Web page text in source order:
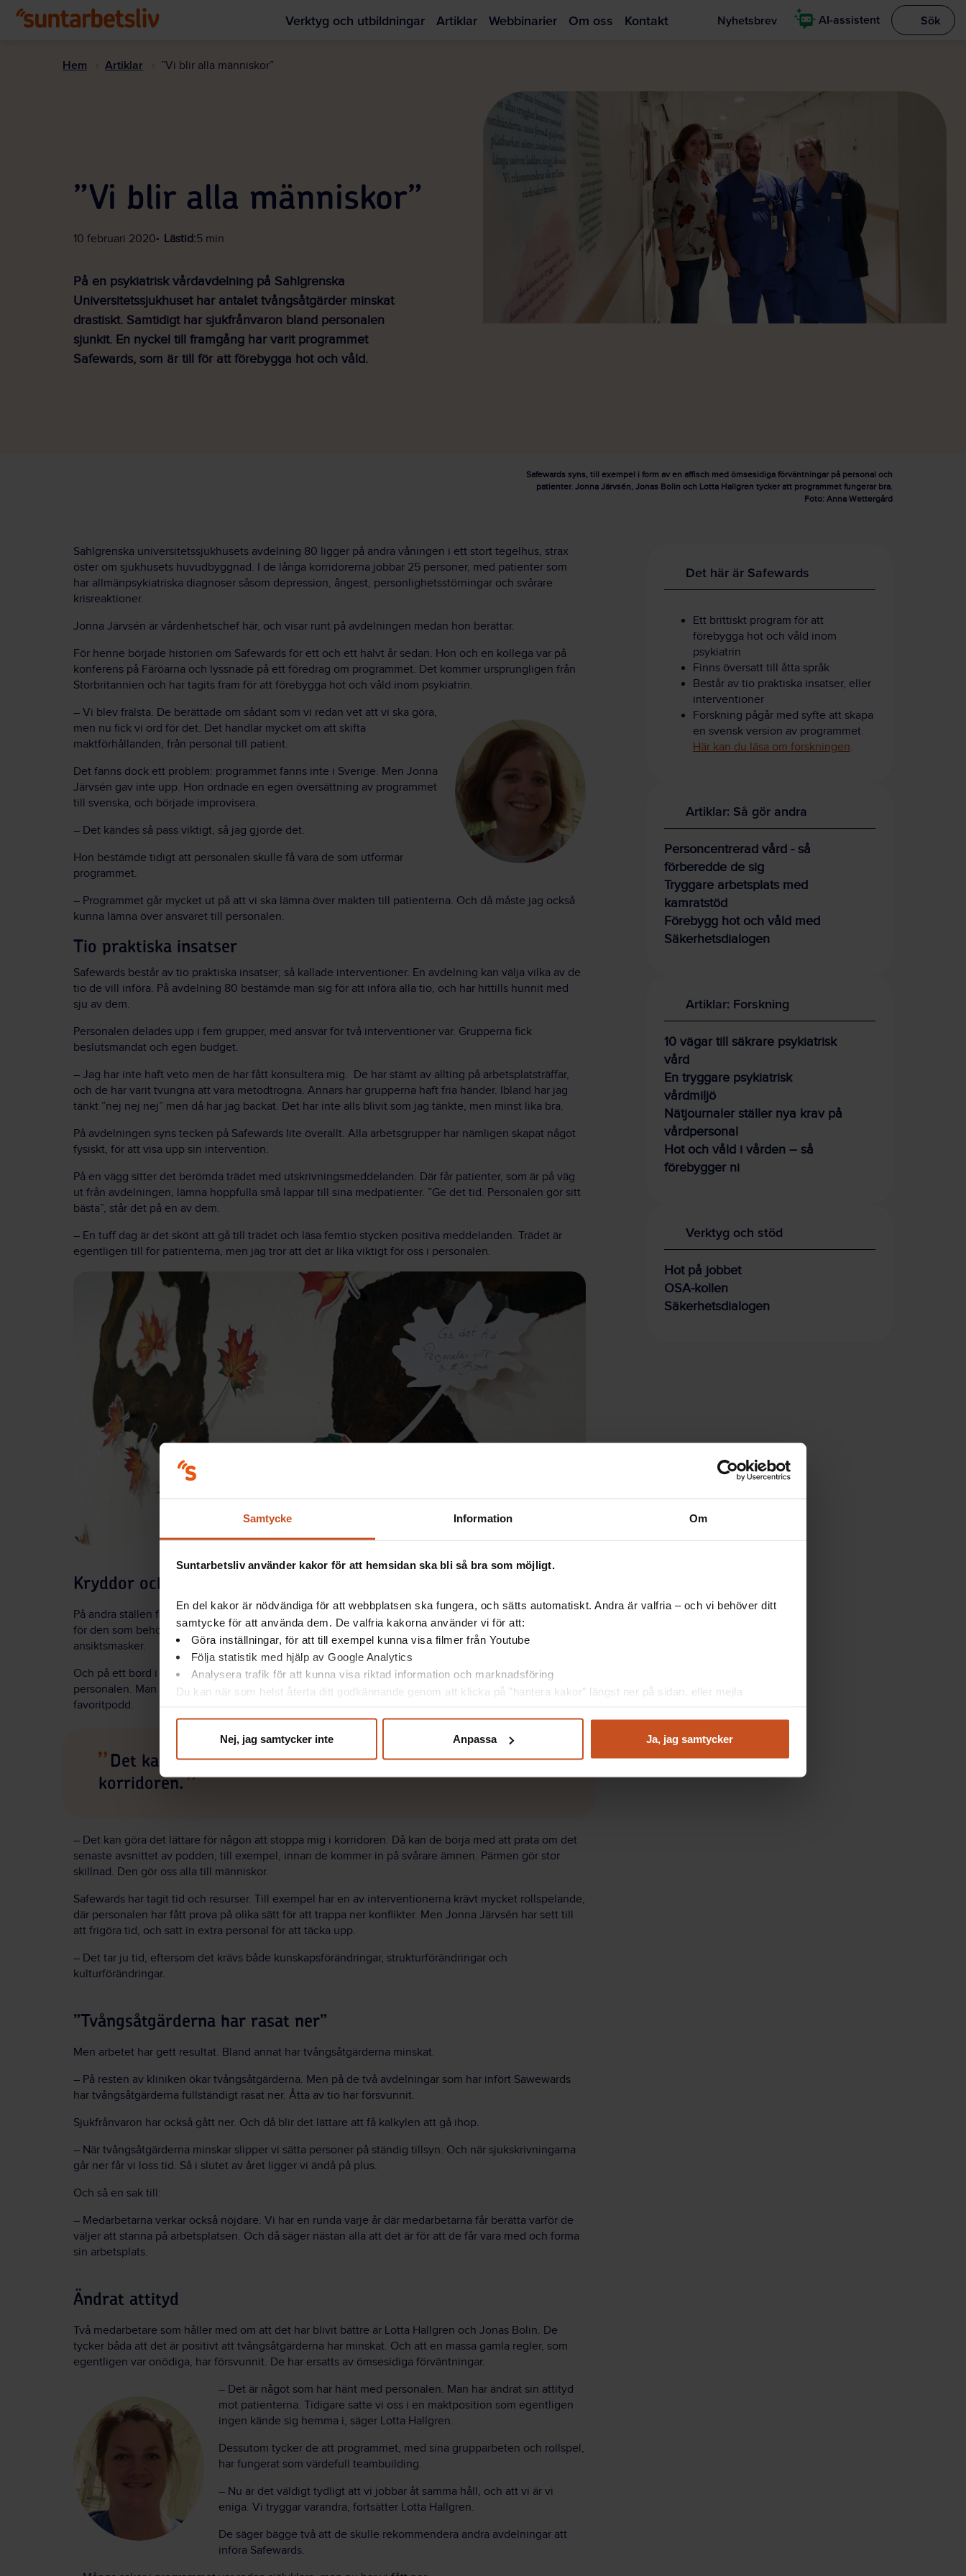
Samtycke Information Om
Suntarbetsliv använder kakor för att hemsidan ska bli så bra som möjligt.
En del kakor är nödvändiga för att webbplatsen ska fungera, och sätts automatiskt. Andra är valfria – och vi behöver ditt
samtycke för att använda dem. De valfria kakorna använder vi för att:
Göra inställningar, för att till exempel kunna visa filmer från Youtube
Följa statistik med hjälp av Google Analytics
Analysera trafik för att kunna visa riktad information och marknadsföring
Du kan när som helst återta ditt godkännande genom att klicka på ”hantera kakor” längst ner på sidan, eller mejla
Nej, jag samtycker inte Anpassa Ja, jag samtycker
Verktyg och utbildningar Artiklar Webbinarier Om oss Kontakt Nyhetsbrev AI-assistent Visa
Sök
Hem Artiklar ”Vi blir alla människor”
”Vi blir alla människor”
10 februari 2020 Lästid:5 min
På en psykiatrisk vårdavdelning på Sahlgrenska
Universitetssjukhuset har antalet tvångsåtgärder minskat
drastiskt. Samtidigt har sjukfrånvaron bland personalen
sjunkit. En nyckel till framgång har varit programmet
Safewards, som är till för att förebygga hot och våld.
Safewards syns, till exempel i form av en affisch med ömsesidiga förväntningar på personal och
patienter. Jonna Järvsén, Jonas Bolin och Lotta Hallgren tycker att programmet fungerar bra.
Foto: Anna Wettergård
Sahlgrenska universitetssjukhusets avdelning 80 ligger på andra våningen i ett stort tegelhus, strax
öster om sjukhusets huvudbyggnad. I de långa korridorerna jobbar 25 personer, med patienter som
har allmänpsykiatriska diagnoser såsom depression, ångest, personlighetsstörningar och svårare
krisreaktioner.
Jonna Järvsén är vårdenhetschef här, och visar runt på avdelningen medan hon berättar.
För henne började historien om Safewards för ett och ett halvt år sedan. Hon och en kollega var på
konferens på Färöarna och lyssnade på ett föredrag om programmet. Det kommer ursprungligen från
Storbritannien och har tagits fram för att förebygga hot och våld inom psykiatrin.
– Vi blev frälsta. De berättade om sådant som vi redan vet att vi ska göra,
men nu fick vi ord för det. Det handlar mycket om att skifta
maktförhållanden, från personal till patient.
Det fanns dock ett problem: programmet fanns inte i Sverige. Men Jonna
Järvsén gav inte upp. Hon ordnade en egen översättning av programmet
till svenska, och började improvisera.
– Det kändes så pass viktigt, så jag gjorde det.
Hon bestämde tidigt att personalen skulle få vara de som utformar
programmet.
– Programmet går mycket ut på att vi ska lämna över makten till patienterna. Och då måste jag också
kunna lämna över ansvaret till personalen.
Tio praktiska insatser
Safewards består av tio praktiska insatser; så kallade interventioner. En avdelning kan välja vilka av de
tio de vill införa. På avdelning 80 bestämde man sig för att införa alla tio, och har hittills hunnit med
sju av dem.
Personalen delades upp i fem grupper, med ansvar för två interventioner var. Grupperna fick
beslutsmandat och egen budget.
– Jag har inte haft veto men de har fått konsultera mig. De har stämt av allting på arbetsplatsträffar,
och de har varit tvungna att vara metodtrogna. Annars har grupperna haft fria händer. Ibland har jag
tänkt ”nej nej nej” men då har jag backat. Det har inte alls blivit som jag tänkte, men minst lika bra.
På avdelningen syns tecken på Safewards lite överallt. Alla arbetsgrupper har nämligen skapat något
fysiskt, för att visa upp sin intervention.
På en vägg sitter det berömda trädet med utskrivningsmeddelanden. Där får patienter, som är på väg
ut från avdelningen, lämna hoppfulla små lappar till sina medpatienter. ”Ge det tid. Personalen gör sitt
bästa”, står det på en av dem.
– En tuff dag är det skönt att gå till trädet och läsa femtio stycken positiva meddelanden. Trädet är
egentligen till för patienterna, men jag tror att det är lika viktigt för oss i personalen.
Kryddor och ansiktsmasker
På andra ställen finns fler exempel. I ”sinnesrummet”, till exempel, finns ett skåp fullt med hjälpmedel
för den som behöver dämpa en ångestattack. Det är allt från starka kryddor till pyssel och
ansiktsmasker.
Och på ett bord i matsalen ligger en pärm med några nedtecknade detaljer om var och en i
personalen. Man får till exempel veta att Jonna Järvsén gillar hummerfiske, och vilken som är hennes
favoritpodd.
Det kan göra det lättare för någon att stoppa mig i
korridoren.
– Det kan göra det lättare för någon att stoppa mig i korridoren. Då kan de börja med att prata om det
senaste avsnittet av podden, till exempel, innan de kommer in på svårare ämnen. Pärmen gör stor
skillnad. Den gör oss alla till människor.
Safewards har tagit tid och resurser. Till exempel har en av interventionerna krävt mycket rollspelande,
där personalen har fått prova på olika sätt för att trappa ner konflikter. Men Jonna Järvsén har sett till
att frigöra tid, och satt in extra personal för att täcka upp.
– Det tar ju tid, eftersom det krävs både kunskapsförändringar, strukturförändringar och
kulturförändringar.
”Tvångsåtgärderna har rasat ner”
Men arbetet har gett resultat. Bland annat har tvångsåtgärderna minskat.
– På resten av kliniken ökar tvångsåtgärderna. Men på de två avdelningar som har infört Sawewards
har tvångsåtgärderna fullständigt rasat ner. Åtta av tio har försvunnit.
Sjukfrånvaron har också gått ner. Och då blir det lättare att få kalkylen att gå ihop.
– När tvångsåtgärderna minskar slipper vi sätta personer på ständig tillsyn. Och när sjukskrivningarna
går ner får vi loss tid. Så i slutet av året ligger vi ändå på plus.
Och så en sak till:
– Medarbetarna verkar också nöjdare. Vi har en runda varje år där medarbetarna får berätta varför de
väljer att stanna på arbetsplatsen. Och då säger nästan alla att det är för att de får vara med och forma
sin arbetsplats.
Ändrat attityd
Två medarbetare som håller med om att det har blivit bättre är Lotta Hallgren och Jonas Bolin. De
tycker båda att det är positivt att tvångsåtgärderna har minskat. Och att en massa gamla regler, som
egentligen var onödiga, har försvunnit. De har ersatts av ömsesidiga förväntningar.
– Det är något som har hänt med personalen. Man har ändrat sin attityd
mot patienterna. Tidigare satte vi oss i en maktposition som egentligen
ingen kände sig hemma i, säger Lotta Hallgren.
Dessutom tycker de att programmet, med sina grupparbeten och rollspel,
har fungerat som värdefull teambuilding.
– Nu är det väldigt tydligt att vi jobbar åt samma håll, och att vi är vi
eniga. Vi tryggar varandra, fortsätter Lotta Hallgren.
De säger bägge två att de skulle rekommendera andra avdelningar att
införa Safewards.
Det här är Safewards
Ett brittiskt program för att
förebygga hot och våld inom
psykiatrin
Finns översatt till åtta språk
Består av tio praktiska insatser, eller
interventioner
Forskning pågår med syfte att skapa
en svensk version av programmet.
Här kan du läsa om forskningen.
Artiklar: Så gör andra
Personcentrerad vård - så
förberedde de sig
Tryggare arbetsplats med
kamratstöd
Förebygg hot och våld med
Säkerhetsdialogen
Artiklar: Forskning
10 vägar till säkrare psykiatrisk
vård
En tryggare psykiatrisk
vårdmiljö
Nätjournaler ställer nya krav på
vårdpersonal
Hot och våld i vården – så
förebygger ni
Verktyg och stöd
Hot på jobbet
OSA-kollen
Säkerhetsdialogen